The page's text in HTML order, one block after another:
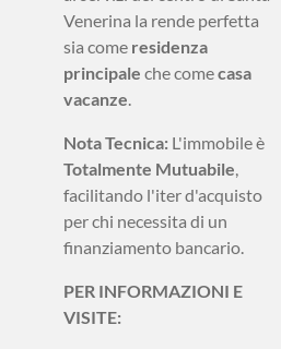
Venerina la rende perfetta
sia come residenza
principale che comecasa
vacanze.
Nota Tecnica: L'immobile è
Totalmente Mutuabile,
facilitando l'iter d'acquisto
per chi necessita di un
finanziamento bancario.
PER INFORMAZIONI E
VISITE: